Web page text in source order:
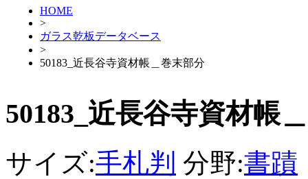
HOME
>
ガラス乾板データベース
>
50183_近長谷寺資材帳＿巻末部分
50183_近長谷寺資材帳
サイズ:手札判 分野:書蹟